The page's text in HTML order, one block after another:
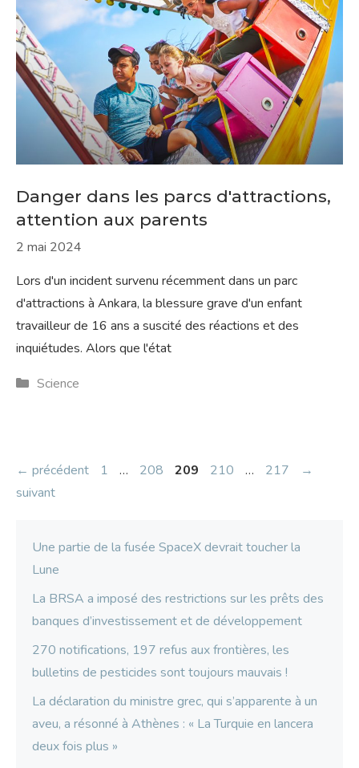
Danger dans les parcs d'attractions,
attention aux parents
2 mai 2024
Lors d'un incident survenu récemment dans un parc
d'attractions à Ankara, la blessure grave d'un enfant
travailleur de 16 ans a suscité des réactions et des
inquiétudes. Alors que l'état
Catégories
Science
← précédent Page
1 … Page
208 Page
209 Page
210 … Page
217
→
suivant
Une partie de la fusée SpaceX devrait toucher la
Lune
La BRSA a imposé des restrictions sur les prêts des
banques d’investissement et de développement
270 notifications, 197 refus aux frontières, les
bulletins de pesticides sont toujours mauvais !
La déclaration du ministre grec, qui s’apparente à un
aveu, a résonné à Athènes : « La Turquie en lancera
deux fois plus »